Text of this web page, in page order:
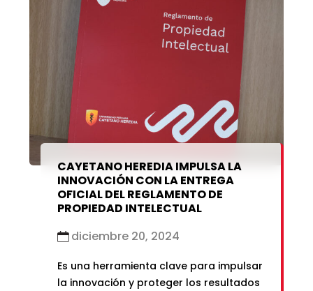
CAYETANO HEREDIA IMPULSA LA
INNOVACIÓN CON LA ENTREGA
OFICIAL DEL REGLAMENTO DE
PROPIEDAD INTELECTUAL
diciembre 20, 2024
Es una herramienta clave para impulsar
la innovación y proteger los resultados